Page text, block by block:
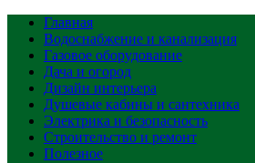
Главная
Водоснабжение и канализация
Газовое оборудование
Дача и огород
Дизайн интерьера
Душевые кабины и сантехника
Электрика и безопасность
Строительство и ремонт
Полезное